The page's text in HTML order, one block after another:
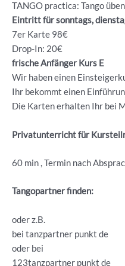
TANGO practica: Tango
Eintritt für sonntags,
7er Karte 98€
Drop-In: 20€
frische Anfänger Kurs E
Wir haben einen
Ihr bekommt einen
Die Karten erhalten Ihr bei
Privatunterricht für
60 min , Termin nach
Tangopartner finden:
oder z.B.
bei tanzpartner punkt de
oder bei
123tanzpartner punkt de